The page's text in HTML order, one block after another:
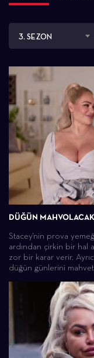
3. SEZON
DÜĞÜN
Stacey'nin prova
ardından çirkin bir hal
zor bir karar verir.
düğün günlerini